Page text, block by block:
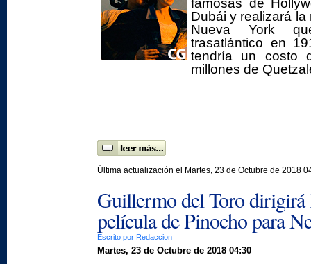
famosas de
Dubái y realizará
Nueva York
trasatlántico en
tendría un costo
millones de
Última actualización el Martes, 23 de Octubre de 2018
Guillermo del Toro dirigirá
película de Pinocho para
Escrito por Redaccion
Martes, 23 de Octubre de 2018 04:30